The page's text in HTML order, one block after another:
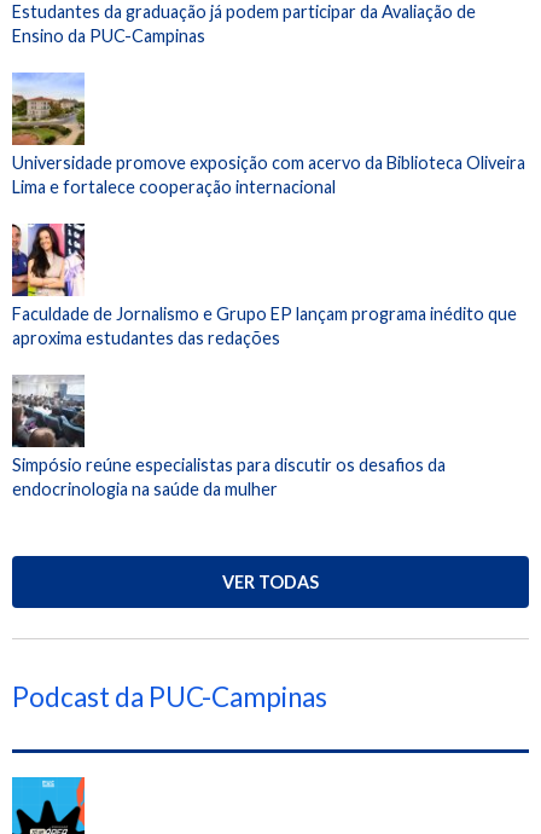
Estudantes da graduação já podem participar da Avaliação de
Ensino da PUC-Campinas
Universidade promove exposição com acervo da Biblioteca Oliveira
Lima e fortalece cooperação internacional
Faculdade de Jornalismo e Grupo EP lançam programa inédito que
aproxima estudantes das redações
Simpósio reúne especialistas para discutir os desafios da
endocrinologia na saúde da mulher
VER TODAS
Podcast da PUC-Campinas